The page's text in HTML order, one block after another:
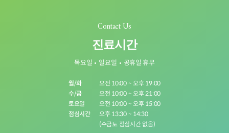
Contact Us
진료시간
목요일 일요일 공휴일 휴무
월/화
오전 10:00 ~ 오후 19:00
수/금
오전 10:00 ~ 오후 21:00
토요일
오전 10:00 ~ 오후 15:00
점심시간
오후 13:30 ~ 14:30
(수금토 점심시간 없음)